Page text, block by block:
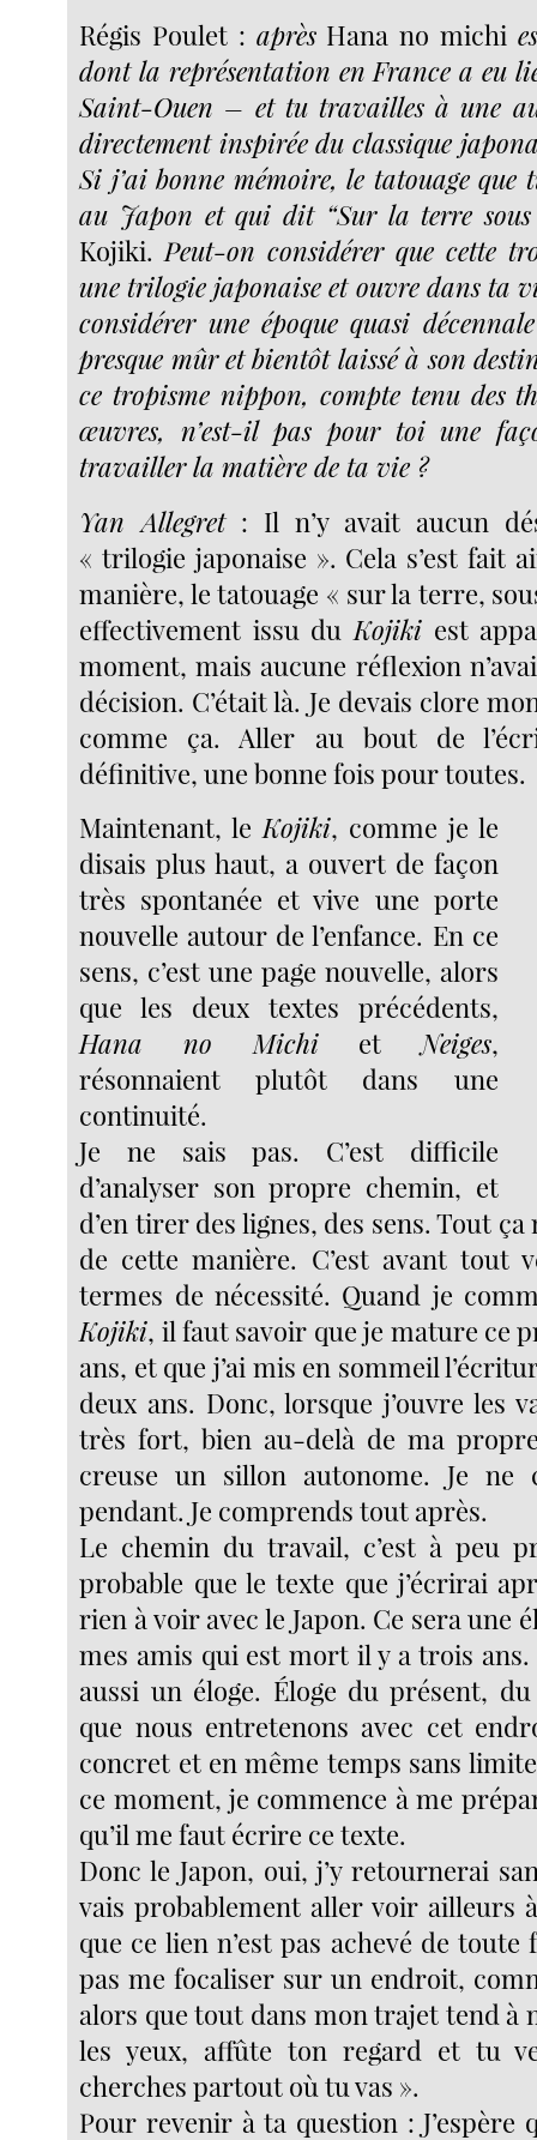
Régis Poulet : aprèsHana no michi
dont la représentation en France a eu
Saint-Ouen – et tu travailles à une
directement inspirée du classique
Si j’ai bonne mémoire, le tatouage
au Japon et qui dit “Sur la terre
Kojiki.Peut-on considérer que cette
une trilogie japonaise et ouvre dans ta
considérer une époque quasi
presque mûr et bientôt laissé à son
ce tropisme nippon, compte tenu des
œuvres, n’est-il pas pour toi une
travailler la matière de ta vie ?
Yan Allegret: Il n’y avait aucun
« trilogie japonaise ». Cela s’est fait
manière, le tatouage « sur la terre,
effectivement issu du Kojiki est
moment, mais aucune réflexion
décision. C’était là. Je devais clore
comme ça. Aller au bout de
définitive, une bonne fois pour toutes.
Maintenant, leKojiki, comme je le
disais plus haut, a ouvert de façon
très spontanée et vive une porte
nouvelle autour de l’enfance. En ce
sens, c’est une page nouvelle, alors
que les deux textes précédents,
Hana no MichietNeiges,
résonnaient plutôt dans une
continuité.
Je ne sais pas. C’est difficile
d’analyser son propre chemin, et
d’en tirer des lignes, des sens. Tout ça
de cette manière. C’est avant tout
termes de nécessité. Quand je
Kojiki, il faut savoir que je mature ce
ans, et que j’ai mis en sommeil
deux ans. Donc, lorsque j’ouvre les
très fort, bien au-delà de ma
creuse un sillon autonome. Je ne
pendant. Je comprends tout après.
Le chemin du travail, c’est à peu
probable que le texte que j’écrirai
rien à voir avec le Japon. Ce sera une
mes amis qui est mort il y a trois ans.
aussi un éloge. Éloge du présent,
que nous entretenons avec cet
concret et en même temps sans
ce moment, je commence à me
qu’il me faut écrire ce texte.
Donc le Japon, oui, j’y retournerai
vais probablement aller voir ailleurs
que ce lien n’est pas achevé de toute
pas me focaliser sur un endroit,
alors que tout dans mon trajet tend à
les yeux, affûte ton regard et tu
cherches partout où tu vas ».
Pour revenir à ta question : J’espère